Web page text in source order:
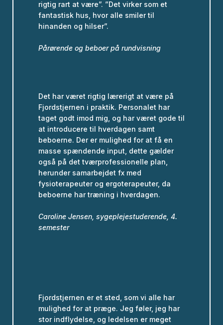
rigtig rart at være”. ”Det virker som et
fantastisk hus, hvor alle smiler til
hinanden og hilser”.
Pårørende og beboer på rundvisning
Det har været rigtig lærerigt at være på
Fjordstjernen i praktik. Personalet har
taget godt imod mig, og har været gode til
at introducere til hverdagen samt
beboerne. Der er mulighed for at få en
masse spændende input, dette gælder
også på det tværprofessionelle plan,
herunder samarbejdet fx med
fysioterapeuter og ergoterapeuter, da
beboerne har træning i hverdagen.
Caroline Jensen, sygeplejestuderende, 4.
semester
Fjordstjernen er et sted, som vi alle har
mulighed for at præge. Jeg føler, jeg har
stor indflydelse, og ledelsen er meget